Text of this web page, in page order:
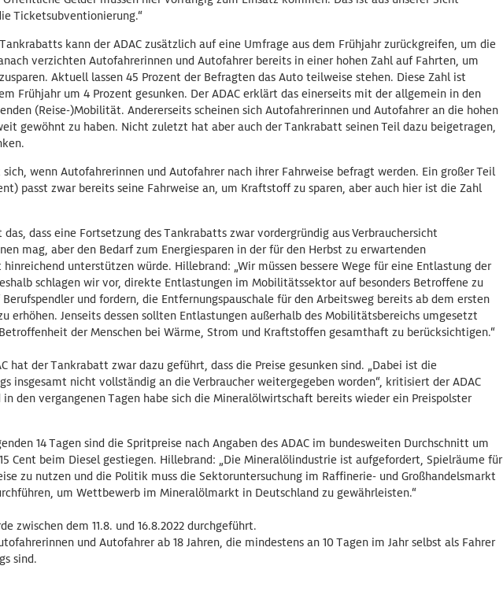
Ticketsubventionierung.“
kann der ADAC zusätzlich auf eine Umfrage aus dem Frühjahr zurückgreifen, um die
verzichten Autofahrerinnen und Autofahrer bereits in einer hohen Zahl auf Fahrten, um
Aktuell lassen 45 Prozent der Befragten das Auto teilweise stehen. Diese Zahl ist
Frühjahr um 4 Prozent gesunken. Der ADAC erklärt das einerseits mit der allgemein in den
(Reise-)Mobilität. Andererseits scheinen sich Autofahrerinnen und Autofahrer an die hohen
gewöhnt zu haben. Nicht zuletzt hat aber auch der Tankrabatt seinen Teil dazu beigetragen,
wenn Autofahrerinnen und Autofahrer nach ihrer Fahrweise befragt werden. Ein großer Teil
passt zwar bereits seine Fahrweise an, um Kraftstoff zu sparen, aber auch hier ist die Zahl
das, dass eine Fortsetzung des Tankrabatts zwar vordergründig aus Verbrauchersicht
mag, aber den Bedarf zum Energiesparen in der für den Herbst zu erwartenden
unterstützen würde. Hillebrand: „Wir müssen bessere Wege für eine Entlastung der
schlagen wir vor, direkte Entlastungen im Mobilitätssektor auf besonders Betroffene zu
und fordern, die Entfernungspauschale für den Arbeitsweg bereits ab dem ersten
erhöhen. Jenseits dessen sollten Entlastungen außerhalb des Mobilitätsbereichs umgesetzt
der Menschen bei Wärme, Strom und Kraftstoffen gesamthaft zu berücksichtigen.“
hat der Tankrabatt zwar dazu geführt, dass die Preise gesunken sind. „Dabei ist die
insgesamt nicht vollständig an die Verbraucher weitergegeben worden“, kritisiert der ADAC
in den vergangenen Tagen habe sich die Mineralölwirtschaft bereits wieder ein Preispolster
14 Tagen sind die Spritpreise nach Angaben des ADAC im bundesweiten Durchschnitt um
Cent beim Diesel gestiegen. Hillebrand: „Die Mineralölindustrie ist aufgefordert, Spielräume für
zu nutzen und die Politik muss die Sektoruntersuchung im Raffinerie- und Großhandelsmarkt
um Wettbewerb im Mineralölmarkt in Deutschland zu gewährleisten.“
zwischen dem 11.8. und 16.8.2022 durchgeführt.
und Autofahrer ab 18 Jahren, die mindestens an 10 Tagen im Jahr selbst als Fahrer
sind.